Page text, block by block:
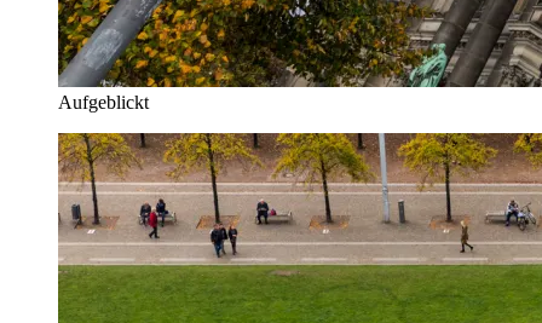
Aufgeblickt